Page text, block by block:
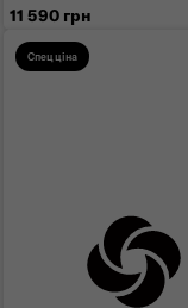
11 590 грн
Спецціна